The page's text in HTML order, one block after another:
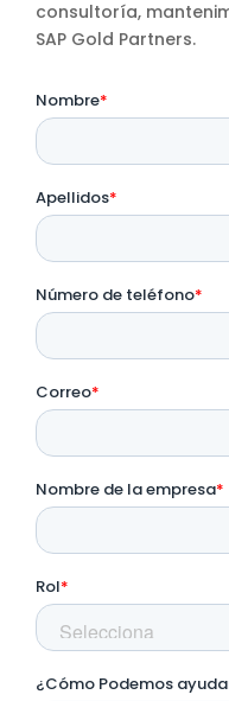
consultoría,
SAP Gold Partners.